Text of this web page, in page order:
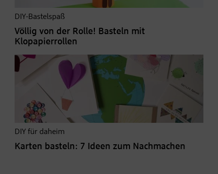
DIY-Bastelspaß
Völlig von der Rolle! Basteln mit
Klopapierrollen
DIY für daheim
Karten basteln: 7 Ideen zum Nachmachen